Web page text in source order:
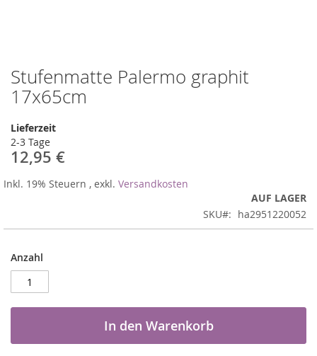
Stufenmatte Palermo graphit
17x65cm
Lieferzeit
2-3 Tage
12,95 €
Inkl. 19% Steuern , exkl. Versandkosten
AUF LAGER
SKU
ha2951220052
Anzahl
In den Warenkorb
Zum
Anfang
der
springen